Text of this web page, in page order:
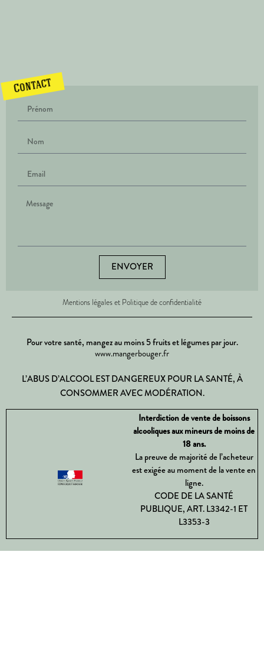
Contact
ENVOYER
Mentions légales et Politique de confidentialité
Pour votre santé, mangez au moins 5 fruits et légumes par jour.
www.mangerbouger.fr
L’ABUS D’ALCOOL EST DANGEREUX POUR LA SANTÉ, À
CONSOMMER AVEC MODÉRATION.
Interdiction de vente de boissons
alcooliques aux mineurs de moins de
18 ans.
La preuve de majorité de l’acheteur
est exigée au moment de la vente en
ligne.
CODE DE LA SANTÉ
PUBLIQUE, ART. L3342-1 ET
L3353-3